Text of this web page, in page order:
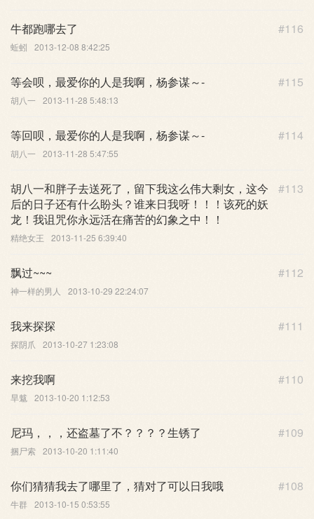
#116
牛都跑哪去了
蚯蚓 2013-12-08 8:42:25
#115
等会呗，最爱你的人是我啊，杨参谋～-
胡八一 2013-11-28 5:48:13
#114
等回呗，最爱你的人是我啊，杨参谋～-
胡八一 2013-11-28 5:47:55
#113
胡八一和胖子去送死了，留下我这么伟大剩女，这今
后的日子还有什么盼头？谁来日我呀！！！该死的妖
龙！我诅咒你永远活在痛苦的幻象之中！！
精绝女王 2013-11-25 6:39:40
#112
飘过~~~
神一样的男人 2013-10-29 22:24:07
#111
我来探探
探阴爪 2013-10-27 1:23:08
#110
来挖我啊
旱魃 2013-10-20 1:12:53
#109
尼玛，，，还盗墓了不？？？？生锈了
捆尸索 2013-10-20 1:11:40
#108
你们猜猜我去了哪里了，猜对了可以日我哦
牛群 2013-10-15 0:53:55